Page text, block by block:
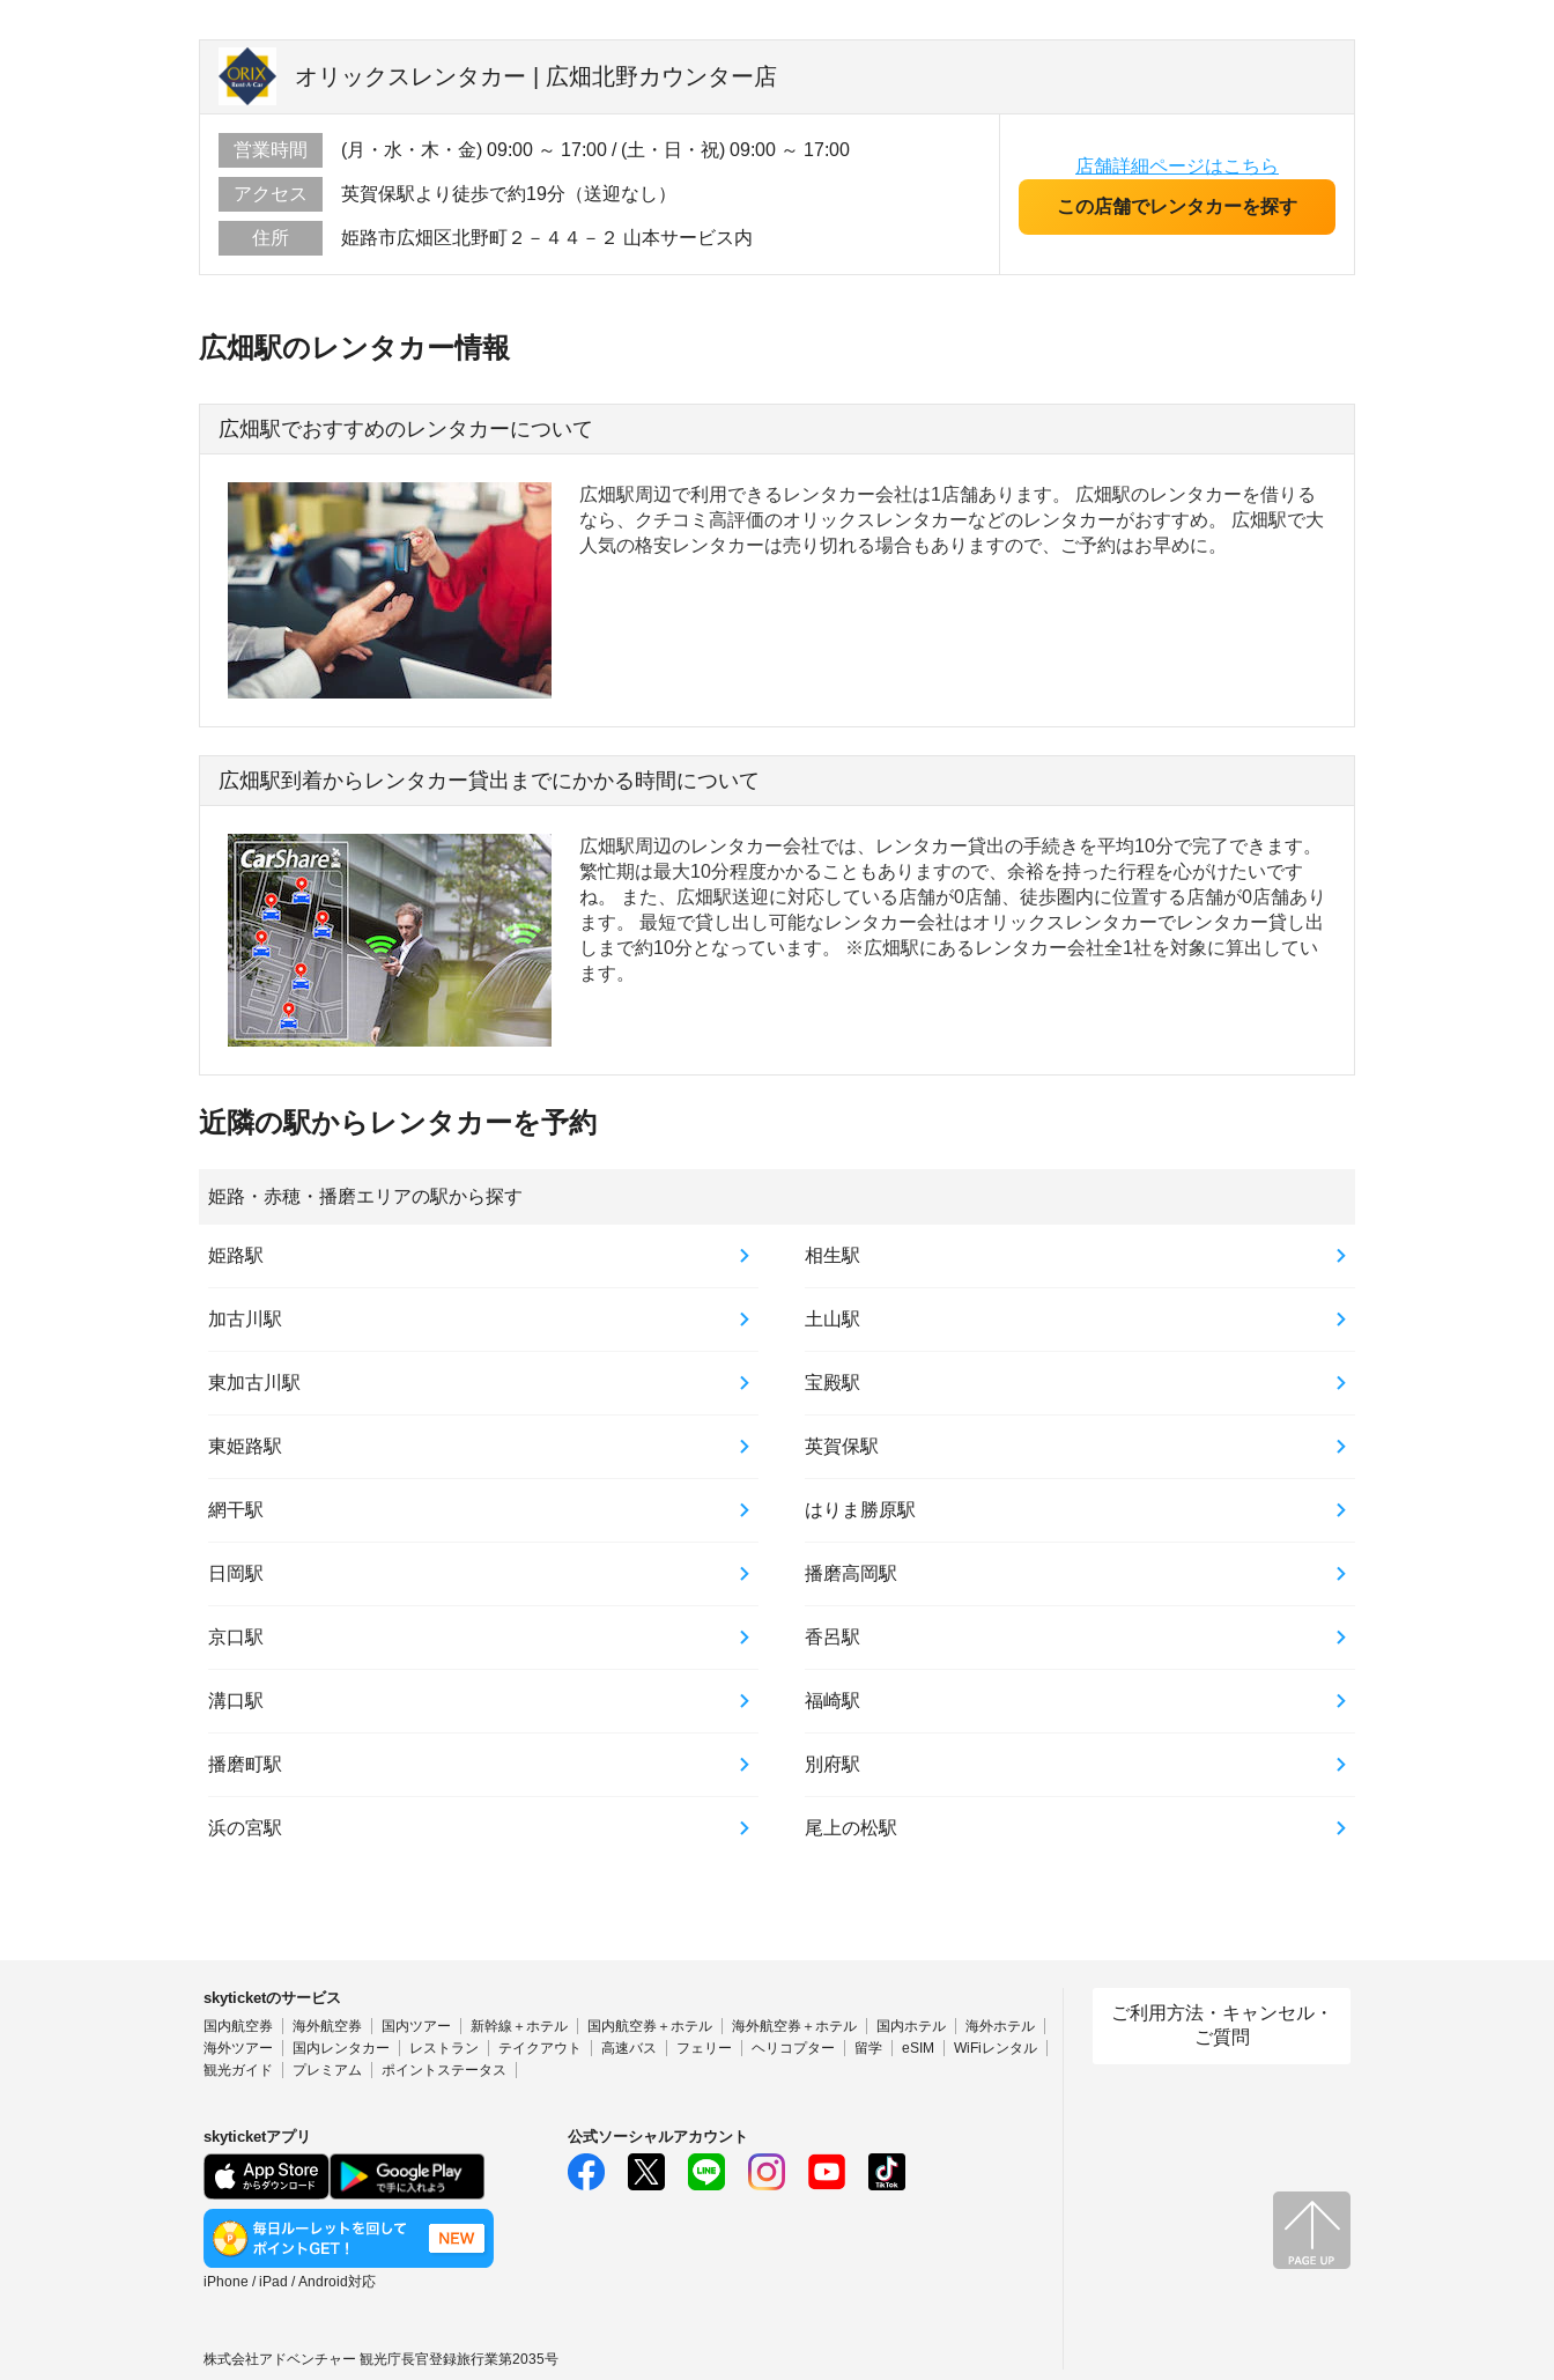
オリックスレンタカー | 広畑北野カウンター店
営業時間 (月・水・木・金) 09:00 ～ 17:00 / (土・日・祝) 09:00 ～ 17:00
アクセス 英賀保駅より徒歩で約19分（送迎なし）
住所 姫路市広畑区北野町２－４４－２ 山本サービス内
店舗詳細ページはこちら
この店舗でレンタカーを探す
広畑駅のレンタカー情報
広畑駅でおすすめのレンタカーについて
広畑駅周辺で利用できるレンタカー会社は1店舗あります。 広畑駅のレンタカーを借りる
なら、クチコミ高評価のオリックスレンタカーなどのレンタカーがおすすめ。 広畑駅で大
人気の格安レンタカーは売り切れる場合もありますので、ご予約はお早めに。
広畑駅到着からレンタカー貸出までにかかる時間について
広畑駅周辺のレンタカー会社では、レンタカー貸出の手続きを平均10分で完了できます。
繁忙期は最大10分程度かかることもありますので、余裕を持った行程を心がけたいです
ね。 また、広畑駅送迎に対応している店舗が0店舗、徒歩圏内に位置する店舗が0店舗あり
ます。 最短で貸し出し可能なレンタカー会社はオリックスレンタカーでレンタカー貸し出
しまで約10分となっています。 ※広畑駅にあるレンタカー会社全1社を対象に算出してい
ます。
近隣の駅からレンタカーを予約
姫路・赤穂・播磨エリアの駅から探す
姫路駅 相生駅
加古川駅 土山駅
東加古川駅 宝殿駅
東姫路駅 英賀保駅
網干駅 はりま勝原駅
日岡駅 播磨高岡駅
京口駅 香呂駅
溝口駅 福崎駅
播磨町駅 別府駅
浜の宮駅 尾上の松駅